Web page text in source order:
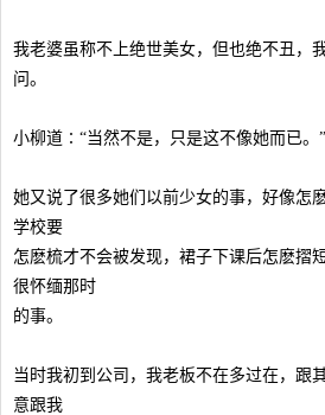
我老婆虽称不上绝世美女，但也绝不丑，
问。
小柳道∶“当然不是，只是这不像她而已。”
她又说了很多她们以前少女的事，好像怎
学校要
怎麽梳才不会被发现，裙子下课后怎麽
很怀缅那时
的事。
当时我初到公司，我老板不在多过在，跟
意跟我